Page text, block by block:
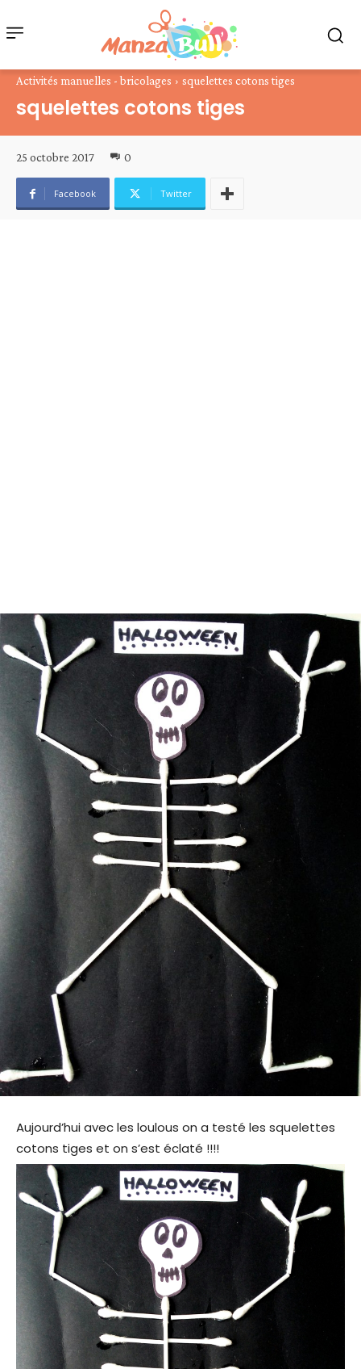
Activités manuelles - bricolages squelettes cotons tiges
squelettes cotons tiges
25 octobre 2017 0
Facebook Twitter
Aujourd’hui avec les loulous on a testé les squelettes
cotons tiges et on s’est éclaté !!!!